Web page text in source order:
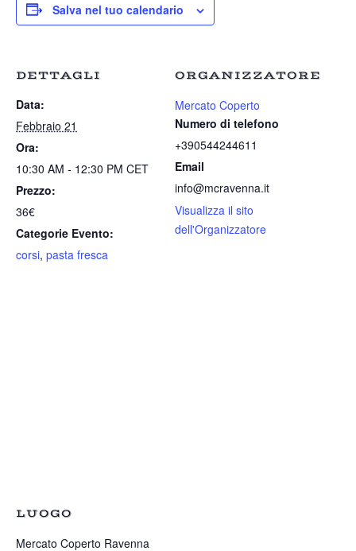
Salva nel tuo calendario
DETTAGLI
Data:
Febbraio 21
Ora:
10:30 AM - 12:30 PM CET
Prezzo:
36€
Categorie Evento:
corsi, pasta fresca
ORGANIZZATORE
Mercato Coperto
Numero di telefono
+390544244611
Email
info@mcravenna.it
Visualizza il sito
dell'Organizzatore
LUOGO
Mercato Coperto Ravenna